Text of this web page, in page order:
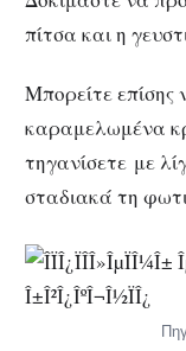
πίτσα και η
Μπορείτε επίσης
καραμελωμένα
τηγανίσετε με
σταδιακά τη